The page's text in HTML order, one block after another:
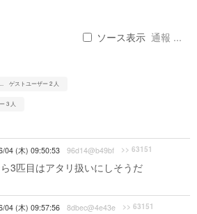
ソース表示 通報 ...
ゲストユーザー 2 人
3 人
04 (木) 09:50:53 96d14@b49bf >> 63151
3匹目はアタリ扱いにしそうだ
04 (木) 09:57:56 8dbec@4e43e >> 63151